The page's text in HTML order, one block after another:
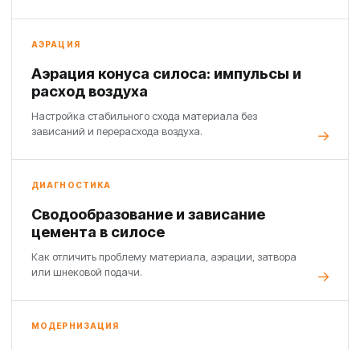
АЭРАЦИЯ
Аэрация конуса силоса: импульсы и
расход воздуха
Настройка стабильного схода материала без
зависаний и перерасхода воздуха.
ДИАГНОСТИКА
Сводообразование и зависание
цемента в силосе
Как отличить проблему материала, аэрации, затвора
или шнековой подачи.
МОДЕРНИЗАЦИЯ